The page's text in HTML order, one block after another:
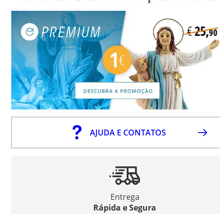
AJUDA E CONTATOS
Entrega
Rápida e Segura